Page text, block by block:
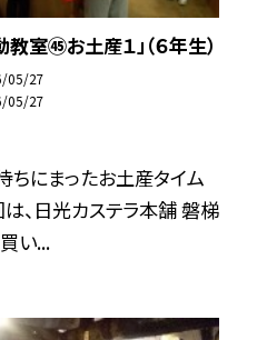
教室㊺お土産１」（６年生）
05/27
05/27
ちにまったお土産タイム
は、日光カステラ本舗 磐梯
い...